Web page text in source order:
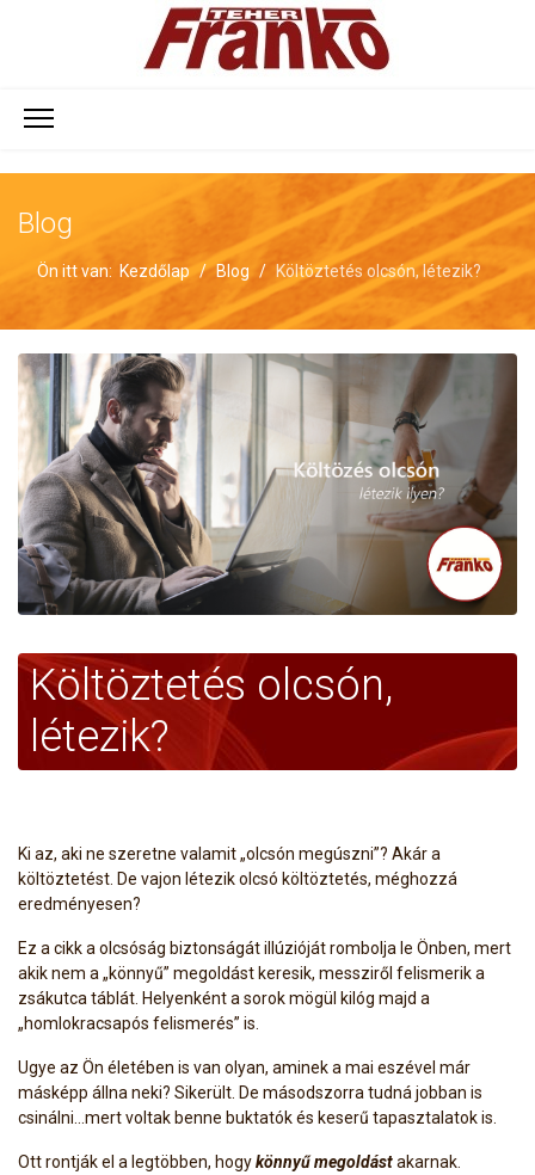
Blog
Ön itt van: Kezdőlap Blog Költöztetés olcsón, létezik?
Költöztetés olcsón,
létezik?
Ki az, aki ne szeretne valamit „olcsón megúszni”? Akár a
költöztetést. De vajon létezik olcsó költöztetés, méghozzá
eredményesen?
Ez a cikk a olcsóság biztonságát illúzióját rombolja le Önben, mert
akik nem a „könnyű” megoldást keresik, messziről felismerik a
zsákutca táblát. Helyenként a sorok mögül kilóg majd a
„homlokracsapós felismerés” is.
Ugye az Ön életében is van olyan, aminek a mai eszével már
másképp állna neki? Sikerült. De másodszorra tudná jobban is
csinálni...mert voltak benne buktatók és keserű tapasztalatok is.
Ott rontják el a legtöbben, hogykönnyű megoldástakarnak.